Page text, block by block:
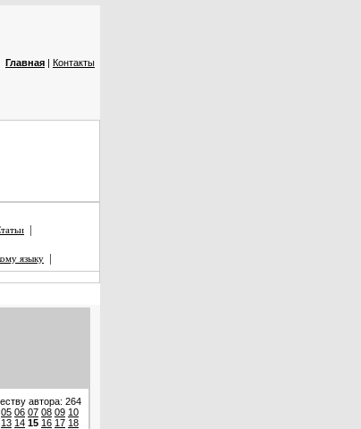
Главная | Контакты
|
языку |
автора: 264
05 06 07 08 09 10
13 14 15 16 17 18